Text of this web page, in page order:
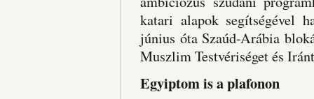
katari alapok segítségével
június óta Szaúd-Arábia
Muszlim Testvériséget és
Egyiptom is a plafonon